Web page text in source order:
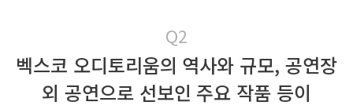
Q2
벡스코 오디토리움의 역사와 규모, 공연장
외 공연으로 선보인 주요 작품 등이